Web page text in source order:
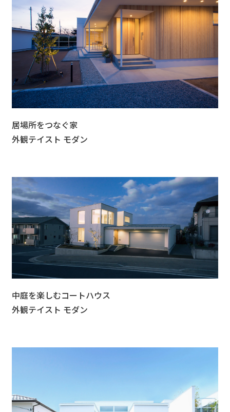
居場所をつなぐ家
外観テイスト モダン
中庭を楽しむコートハウス
外観テイスト モダン